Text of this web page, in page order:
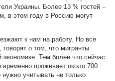
Украины. Более 13 % гостей –
в этом году в Россию могут
к нам на работу. Но все
о том, что мигранты
Тем более что сейчас
временно проживает около 700
учитывать не только